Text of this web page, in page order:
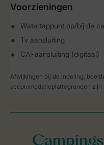
Voorzieningen
Watertappunt op/bij de
Tv aansluiting
CAI-aansluiting (digitaal)
Afwijkingen bij de indeling,
accommodatieplattegronden zijn